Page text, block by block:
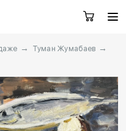
Заказать звонок
→ Туман Жумабаев →